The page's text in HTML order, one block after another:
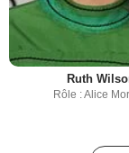
Ruth
Rôle : Alice